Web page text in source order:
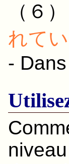
（６
れて
-